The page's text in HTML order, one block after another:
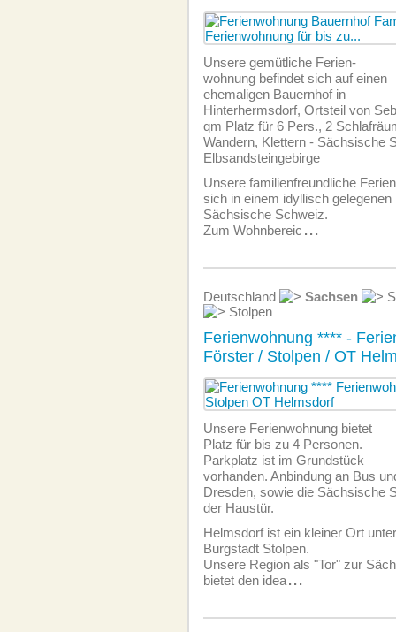
Unsere gemütliche Ferien­
wohnung befindet sich auf einen
ehemaligen Bauernhof in
Hinterhermsdorf, Ortsteil von
qm Platz für 6 Pers., 2
Wandern, Klettern - Sächsische
Elbsandsteingebirge
Unsere familien­freundliche
sich in einem idyllisch
Sächsische Schweiz.
Zum Wohnbereic ...
Deutschland Sachsen
Stolpen
Ferienwohnung **** -
Förster / Stolpen / OT
Unsere Ferien­wohnung bietet
Platz für bis zu 4 Personen.
Parkplatz ist im Grundstück
vorhanden. Anbindung an Bus
Dresden, sowie die Sächsische
der Haustür.
Helmsdorf ist ein kleiner Ort
Burgstadt Stolpen.
Unsere Region als "Tor" zur
bietet den idea...